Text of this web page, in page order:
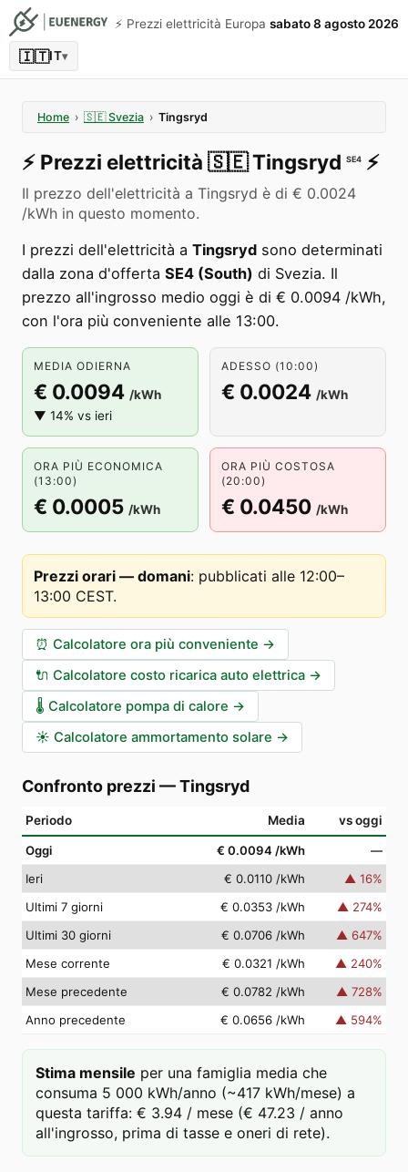
⚡️ Prezzi elettricità Europa sabato 8 agosto 2026
🇮🇹IT▾
Home › 🇸🇪 Svezia › Tingsryd
⚡️ Prezzi elettricità 🇸🇪Tingsryd SE4 ⚡️
Il prezzo dell'elettricità a Tingsryd è di € 0.0024
/kWh in questo momento.
I prezzi dell'elettricità a Tingsryd sono determinati
dalla zona d'offerta SE4 (South) di Svezia. Il
prezzo all'ingrosso medio oggi è di € 0.0094 /kWh,
con l'ora più conveniente alle 13:00.
MEDIA ODIERNA
€ 0.0094 /kWh
▼ 14% vs ieri
ADESSO (10:00)
€ 0.0024 /kWh
ORA PIÙ ECONOMICA
(13:00)
€ 0.0005 /kWh
ORA PIÙ COSTOSA
(20:00)
€ 0.0450 /kWh
Prezzi orari — domani: pubblicati alle 12:00–
13:00 CEST.
⏰ Calcolatore ora più conveniente →
🔌 Calcolatore costo ricarica auto elettrica →
🌡️ Calcolatore pompa di calore →
☀️ Calcolatore ammortamento solare →
Confronto prezzi —Tingsryd
Periodo Media vs oggi
Oggi € 0.0094 /kWh
—
Ieri
€ 0.0110 /kWh ▲ 16%
Ultimi 7 giorni
€ 0.0353 /kWh ▲ 274%
Ultimi 30 giorni
€ 0.0706 /kWh ▲ 647%
Mese corrente
€ 0.0321 /kWh ▲ 240%
Mese precedente
€ 0.0782 /kWh ▲ 728%
Anno precedente
€ 0.0656 /kWh ▲ 594%
Stima mensile per una famiglia media che
consuma 5 000 kWh/anno (~417 kWh/mese) a
questa tariffa: € 3.94 / mese (€ 47.23 / anno
all'ingrosso, prima di tasse e oneri di rete).